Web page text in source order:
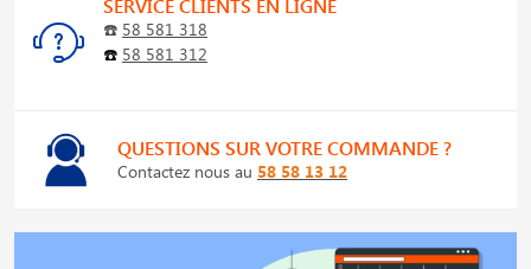
SERVICE CLIENTS EN LIGNE
☎️ 58 581 318
☎️ 58 581 312
QUESTIONS SUR VOTRE COMMANDE ?
Contactez nous au 58 58 13 12